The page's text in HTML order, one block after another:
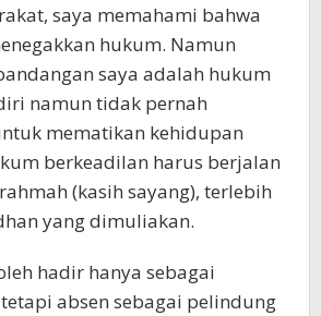
saya memahami bahwa
hukum. Namun
saya adalah hukum
namun tidak pernah
mematikan kehidupan
berkeadilan harus berjalan
(kasih sayang), terlebih
yang dimuliakan.
hadir hanya sebagai
absen sebagai pelindung